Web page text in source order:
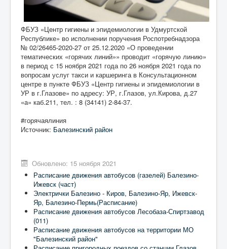
ФБУЗ «Центр гигиены и эпидемиологии в Удмуртской
Республике» во исполнении поручения Роспотребнадзора
№ 02/26465-2020-27 от 25.12.2020 «О проведении
тематических «горячих линий»» проводит «горячую линию»
в период с 15 ноября 2021 года по 26 ноября 2021 года по
вопросам услуг такси и каршеринга в Консультационном
центре в пункте ФБУЗ «Центр гигиены и эпидемиологии в
УР в г.Глазове» по адресу: УР, г.Глазов, ул.Кирова, д.27
«а» каб.211, тел. : 8 (34141) 2-84-37.
#горячаялиния
Источник: Балезинский район
Обновлено: 15 ноября 2021
Расписание движения автобусов (газелей) Балезино-
Ижевск (част)
Электрички Балезино - Киров, Балезино-Яр, Ижевск-
Яр, Балезино-Пермь(Расписание)
Расписание движения автобусов Лесобаза-Спиртзавод
(011)
Расписание движения автобусов на территории МО
"Балезинский район"